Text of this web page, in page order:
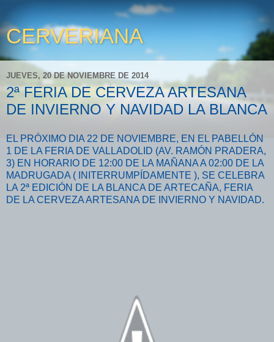
CERVERIANA
JUEVES, 20 DE NOVIEMBRE DE 2014
2ª FERIA DE CERVEZA ARTESANA
DE INVIERNO Y NAVIDAD LA BLANCA
EL PRÓXIMO DIA 22 DE NOVIEMBRE, EN EL PABELLÓN
1 DE LA FERIA DE VALLADOLID (AV. RAMÓN PRADERA,
3) EN HORARIO DE 12:00 DE LA MAÑANA A 02:00 DE LA
MADRUGADA ( INITERRUMPÍDAMENTE ), SE CELEBRA
LA 2ª EDICIÓN DE LA BLANCA DE ARTECAÑA, FERIA
DE LA CERVEZA ARTESANA DE INVIERNO Y NAVIDAD.